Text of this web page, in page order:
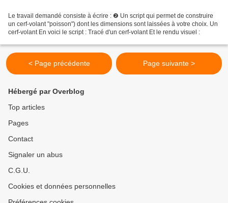
Le travail demandé consiste à écrire : ❷ Un script qui permet de construire
un cerf-volant "poisson") dont les dimensions sont laissées à votre choix. Un
cerf-volant En voici le script : Tracé d'un cerf-volant Et le rendu visuel :
< Page précédente Page suivante >
Hébergé par Overblog
Top articles
Pages
Contact
Signaler un abus
C.G.U.
Cookies et données personnelles